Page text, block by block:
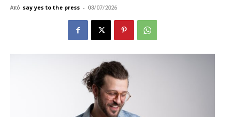
Από say yes to the press - 03/07/2026